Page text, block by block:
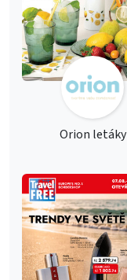
Orion letáky